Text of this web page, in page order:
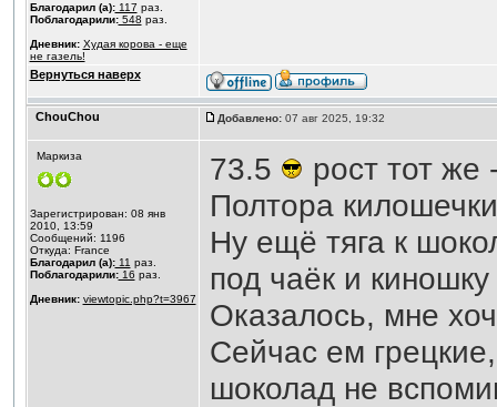
Благодарил (а):117 раз.
Поблагодарили:548 раз.
Дневник: Худая корова - еще
не газель!
Вернуться наверх
ChouChou Добавлено:07 авг 2025, 19:32
Маркиза
Зарегистрирован: 08 янв
2010, 13:59
Сообщений: 1196
Откуда: France
Благодарил (а):11 раз.
Поблагодарили:16 раз.
Дневник: viewtopic.php?t=3967
73.5
рост тот
Полтора
Ну ещё тяга к
под чаёк и киношку
Оказалось, мне
Сейчас ем
шоколад не